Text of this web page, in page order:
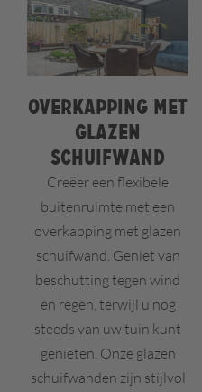
Overkapping met
glazen
schuifwand
Creëer een flexibele
buitenruimte met een
overkapping met glazen
schuifwand. Geniet van
beschutting tegen wind
en regen, terwijl u nog
steeds van uw tuin kunt
genieten. Onze glazen
schuifwanden zijn stijlvol